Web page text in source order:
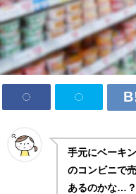
手元にベーキ
のコンビニで
あるのかな…？